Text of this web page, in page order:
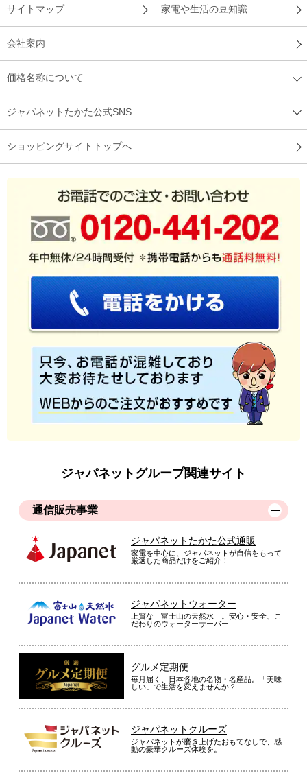
サイトマップ 家電や生活の豆知識
会社案内
価格名称について
ジャパネットたかた公式SNS
ショッピングサイトトップへ
ジャパネットグループ関連サイト
通信販売事業
ジャパネットたかた公式通販
家電を中心に、ジャパネットが自信をもって
厳選した商品だけをご紹介！
ジャパネットウォーター
上質な「富士山の天然水」。安心・安全、こ
だわりのウォーターサーバー
グルメ定期便
毎月届く、日本各地の名物・名産品。「美味
しい」で生活を変えませんか？
ジャパネットクルーズ
ジャパネットが磨き上げたおもてなしで、感
動の豪華クルーズ体験を。